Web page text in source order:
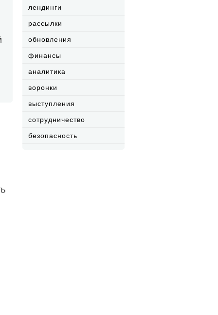
лендинги
рассылки
обновления
финансы
аналитика
воронки
выступления
сотрудничество
безопасность